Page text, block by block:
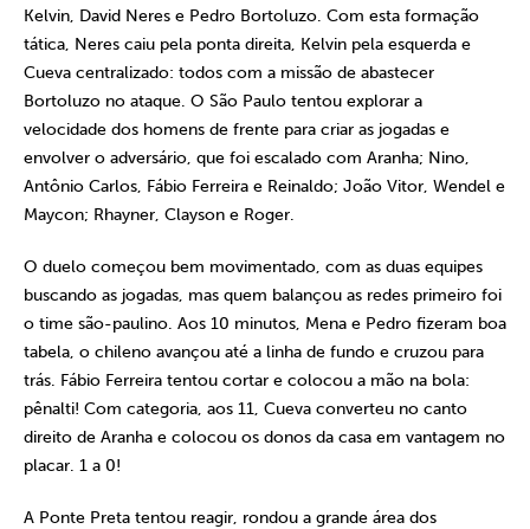
Kelvin, David Neres e Pedro Bortoluzo. Com esta formação
tática, Neres caiu pela ponta direita, Kelvin pela esquerda e
Cueva centralizado: todos com a missão de abastecer
Bortoluzo no ataque. O São Paulo tentou explorar a
velocidade dos homens de frente para criar as jogadas e
envolver o adversário, que foi escalado com Aranha; Nino,
Antônio Carlos, Fábio Ferreira e Reinaldo; João Vitor, Wendel e
Maycon; Rhayner, Clayson e Roger.
O duelo começou bem movimentado, com as duas equipes
buscando as jogadas, mas quem balançou as redes primeiro foi
o time são-paulino. Aos 10 minutos, Mena e Pedro fizeram boa
tabela, o chileno avançou até a linha de fundo e cruzou para
trás. Fábio Ferreira tentou cortar e colocou a mão na bola:
pênalti! Com categoria, aos 11, Cueva converteu no canto
direito de Aranha e colocou os donos da casa em vantagem no
placar. 1 a 0!
A Ponte Preta tentou reagir, rondou a grande área dos